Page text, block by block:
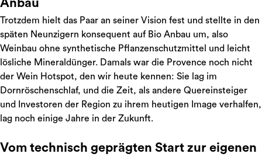
Anbau
Trotzdem hielt das Paar an seiner Vision fest und stellte in den
späten Neunzigern konsequent auf Bio Anbau um, also
Weinbau ohne synthetische Pflanzenschutzmittel und leicht
lösliche Mineraldünger. Damals war die Provence noch nicht
der Wein Hotspot, den wir heute kennen: Sie lag im
Dornröschenschlaf, und die Zeit, als andere Quereinsteiger
und Investoren der Region zu ihrem heutigen Image verhalfen,
lag noch einige Jahre in der Zukunft.
Vom technisch geprägten Start zur eigenen